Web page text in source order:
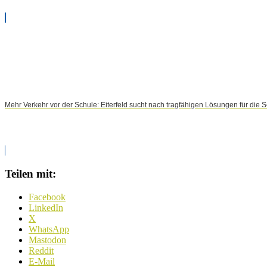
Mehr Verkehr vor der Schule: Eiterfeld sucht nach tragfähigen Lösungen für die
Teilen mit:
Facebook
LinkedIn
X
WhatsApp
Mastodon
Reddit
E-Mail